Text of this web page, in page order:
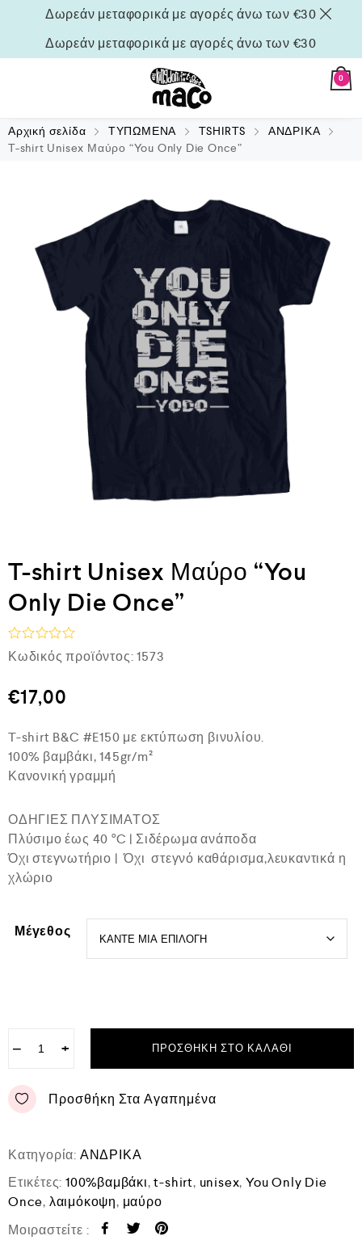
Δωρεάν μεταφορικά με αγορές άνω των €30
Δωρεάν μεταφορικά με αγορές άνω των €30
0
Αρχική σελίδα ΤΥΠΩΜΕΝΑ TSHIRTS
ΑΝΔΡΙΚΑ
T-shirt Unisex Μαύρο “You Only Die Once”
T-shirt Unisex Μαύρο “You
Only Die Once”
Β
α
μ
ο
γ
ή
θ
η
μ
ε
α
π
Κωδικός προϊόντος: 1573
€17,00
T-shirt B&C #E150 με εκτύπωση βινυλίου.
100% βαμβάκι, 145gr/m²
Κανονική γραμμή
ΟΔΗΓΙΕΣ ΠΛΥΣΙΜΑΤΟΣ
Πλύσιμο έως 40 °C | Σιδέρωμα ανάποδα
Όχι στεγνωτήριο | Όχι στεγνό καθάρισμα,λευκαντικά η
χλώριο
Μέγεθος
− + ΠΡΟΣΘΉΚΗ ΣΤΟ ΚΑΛΆΘΙ
Προσθήκη Στα Αγαπημένα
Κατηγορία: ΑΝΔΡΙΚΑ
Ετικέτες: 100%βαμβάκι,t-shirt, unisex,You Only Die
Once, λαιμόκοψη, μαύρο
Μοιραστείτε :